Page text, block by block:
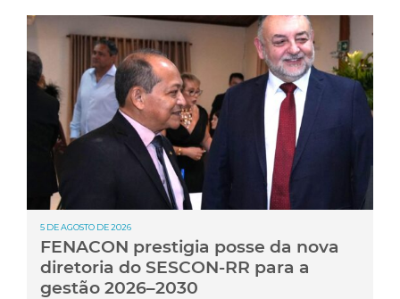
5 DE AGOSTO DE 2026
FENACON prestigia posse da nova
diretoria do SESCON-RR para a
gestão 2026–2030